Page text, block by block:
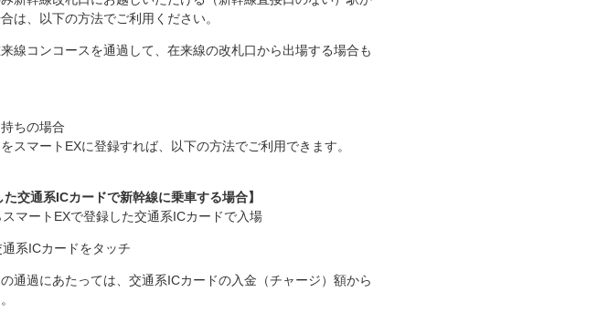
は、以下の方法でご利用ください。
線コンコースを通過して、在来線の改札口から出場する場合も
ちの場合
スマートEXに登録すれば、以下の方法でご利用できます。
た交通系ICカードで新幹線に乗車する場合】
マートEXで登録した交通系ICカードで入場
系ICカードをタッチ
通過にあたっては、交通系ICカードの入金（チャージ）額から